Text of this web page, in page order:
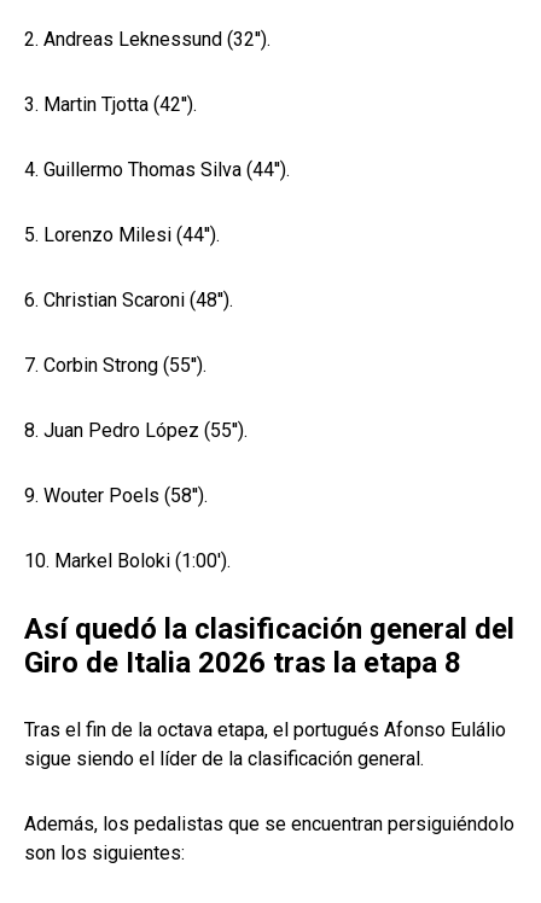
2. Andreas Leknessund (32'').
3. Martin Tjotta (42'').
4. Guillermo Thomas Silva (44'').
5. Lorenzo Milesi (44'').
6. Christian Scaroni (48'').
7. Corbin Strong (55'').
8. Juan Pedro López (55'').
9. Wouter Poels (58'').
10. Markel Boloki (1:00').
Así quedó la clasificación general del
Giro de Italia 2026 tras la etapa 8
Tras el fin de la octava etapa, el portugués Afonso Eulálio
sigue siendo el líder de la clasificación general.
Además, los pedalistas que se encuentran persiguiéndolo
son los siguientes: